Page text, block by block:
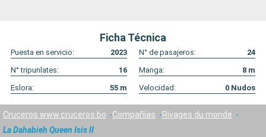
Ficha Técnica
Puesta en servicio: 2023 N° de pasajeros:
24
N° tripunlates:
16 Manga: 8 m
Eslora:
55 m Velocidad: 0 Nudos
Cruceros www.cruceros.bo Compañías
Rivages du monde
La Dahabieh Queen Isis II